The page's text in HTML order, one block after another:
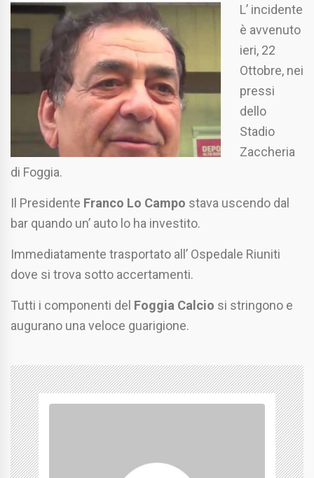
L’ incidente
è avvenuto
ieri, 22
Ottobre, nei
pressi
dello
Stadio
Zaccheria
di Foggia.
Il Presidente Franco Lo Campo stava uscendo dal
bar quando un’ auto lo ha investito.
Immediatamente trasportato all’ Ospedale Riuniti
dove si trova sotto accertamenti.
Tutti i componenti del Foggia Calcio si stringono e
augurano una veloce guarigione.